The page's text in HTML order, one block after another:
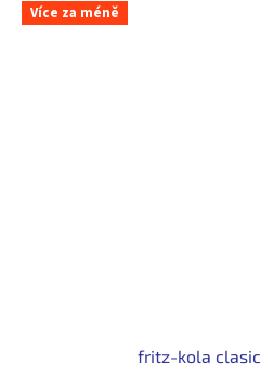
Více za méně
fritz-kola